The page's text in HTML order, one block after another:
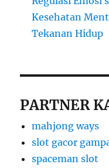
Kesehatan
Tekanan Hidup
PARTNER
mahjong ways
slot gacor
spaceman slot